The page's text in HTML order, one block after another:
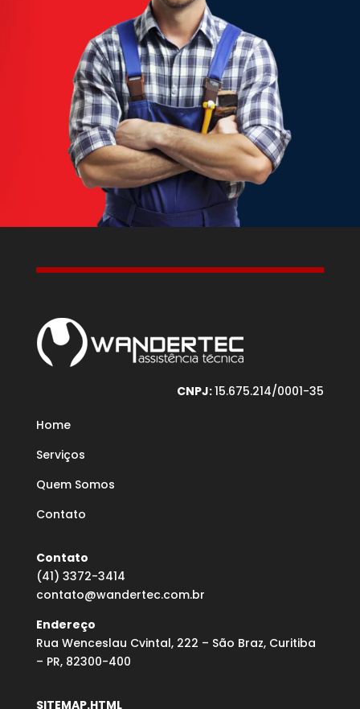
CNPJ:15.675.214/0001-35
Home
Serviços
Quem Somos
Contato
Contato
(41) 3372-3414
contato@wandertec.com.br
Endereço
Rua Wenceslau Cvintal, 222 – São Braz, Curitiba
– PR, 82300-400
SITEMAP.HTML